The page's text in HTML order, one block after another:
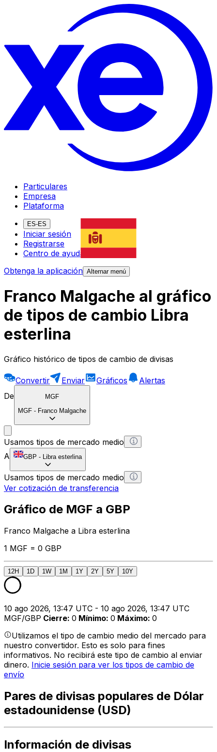
Particulares
Empresa
Plataforma
ES-ES
Iniciar sesión
Registrarse
Centro de ayuda
Obtenga la aplicación Alternar menú
Franco Malgache al gráfico
de tipos de cambio Libra
esterlina
Gráfico histórico de tipos de cambio de divisas
Convertir Enviar Gráficos
Alertas
De
MGF
MGF - Franco Malgache
Usamos tipos de mercado medio
A
GBP - Libra esterlina
Usamos tipos de mercado medio
Ver cotización de transferencia
Gráfico de MGF a GBP
Franco Malgache a Libra esterlina
1 MGF = 0 GBP
12H 1D 1W 1M 1Y 2Y 5Y 10Y
10 ago 2026, 13:47 UTC - 10 ago 2026, 13:47 UTC
MGF/GBP Cierre: 0 Mínimo: 0 Máximo: 0
Utilizamos el tipo de cambio medio del mercado para
nuestro convertidor. Esto es solo para fines
informativos. No recibirá este tipo de cambio al enviar
dinero. Inicie sesión para ver los tipos de cambio de
envío
Pares de divisas populares de Dólar
estadounidense (USD)
Información de divisas